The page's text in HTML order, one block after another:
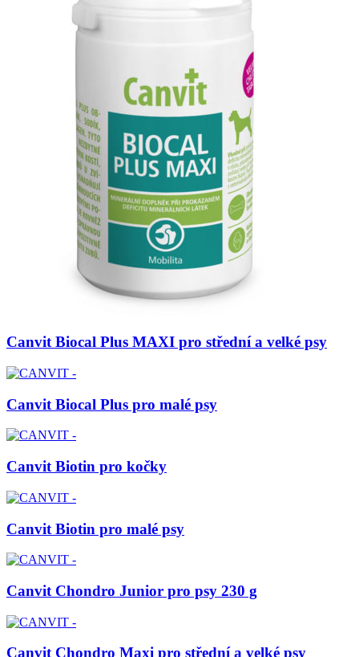
Canvit Biocal Plus MAXI pro střední a velké psy
Canvit Biocal Plus pro malé psy
Canvit Biotin pro kočky
Canvit Biotin pro malé psy
Canvit Chondro Junior pro psy 230 g
Canvit Chondro Maxi pro střední a velké psy